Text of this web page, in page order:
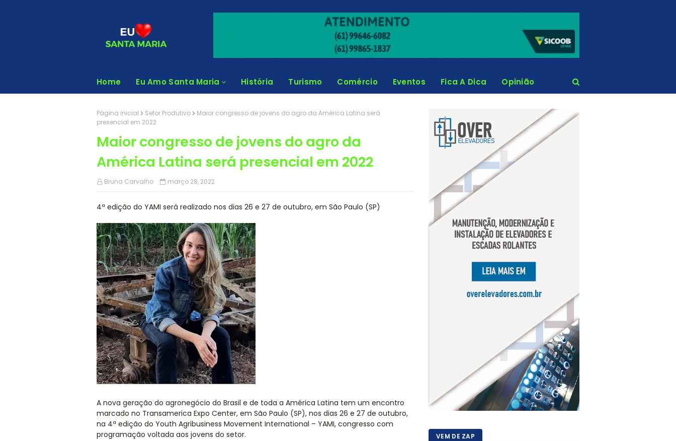
Home Eu Amo Santa Maria História Turismo Comércio Eventos Fica A Dica Opinião
Página inicial Setor Produtivo
Maior congresso de jovens do agro da América Latina será
presencial em 2022
Maior congresso de jovens do agro da
América Latina será presencial em 2022
Bruna Carvalho março 28, 2022
4ª edição do YAMI será realizado nos dias 26 e 27 de outubro, em São Paulo (SP)
A nova geração do agronegócio do Brasil e de toda a América Latina tem um encontro
marcado no Transamerica Expo Center, em São Paulo (SP), nos dias 26 e 27 de outubro,
na 4ª edição do Youth Agribusiness Movement International – YAMI, congresso com
programação voltada aos jovens do setor.
VEM DE ZAP